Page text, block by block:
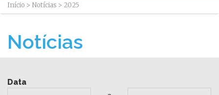
Início > Notícias > 2025
Notícias
Data